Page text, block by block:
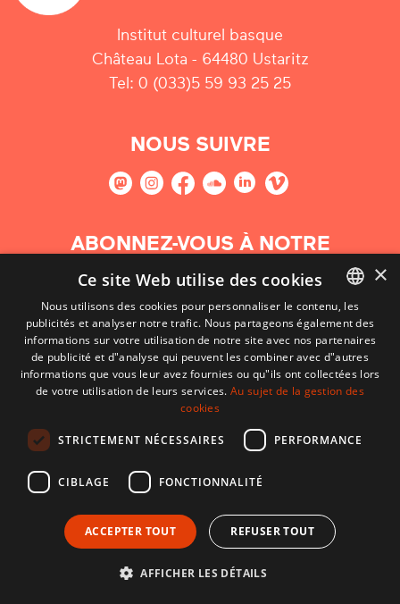
Institut culturel basque
Château Lota - 64480 Ustaritz
Tel: 0 (033)5 59 93 25 25
NOUS SUIVRE
ABONNEZ-VOUS À NOTRE
NEWSLETTER
S'abonner
CONDITIONS D'UTILISATION
Développé par CodeSyntax. CMS :
BASQUE
FRENCH
×
Ce site Web utilise des cookies
Nous utilisons des cookies pour personnaliser le contenu, les
publicités et analyser notre trafic. Nous partageons également des
informations sur votre utilisation de notre site avec nos partenaires
de publicité et d"analyse qui peuvent les combiner avec d"autres
informations que vous leur avez fournies ou qu"ils ont collectées lors
de votre utilisation de leurs services.Au sujet de la gestion des
cookies
STRICTEMENT NÉCESSAIRES PERFORMANCE
CIBLAGE FONCTIONNALITÉ
ACCEPTER TOUT REFUSER TOUT
AFFICHER LES DÉTAILS